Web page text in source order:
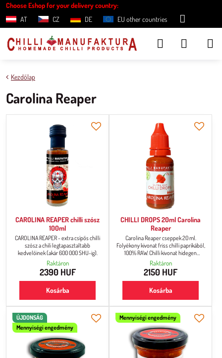
Choose Eshop for your delivery country:
AT
CZ DE EU other countries
Kezdőlap
Carolina Reaper
CAROLINA REAPER chilli szósz
100ml
CAROLINA REAPER - extra csípős chilli
szósz a chili legtapasztaltabb
kedvelőinek (akár 600 000 SHU-ig).
Raktáron
2390 HUF
Kosárba
CHILLI DROPS 20ml Carolina
Reaper
Carolina Reaper cseppek 20 ml.
Folyékony kivonat friss chilli paprikából,
100% RAW. Chilli kivonat hidegen
feldolgozva. Csípőssége: 2 mil. SHU.
Raktáron
2150 HUF
Kosárba
ÚJDONSÁG
Mennyiségi engedmény
Mennyiségi engedmény